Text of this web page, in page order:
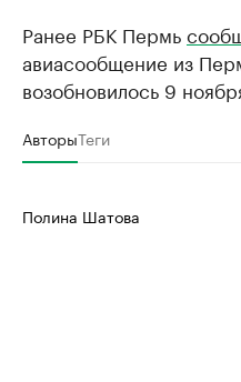
Ранее РБК Пермь
авиасообщение из
возобновилось 9
АвторыТеги
Полина Шатова